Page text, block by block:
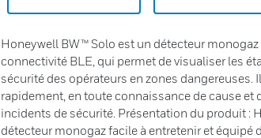
Honeywell BW™ Solo est un détecteur
connectivité BLE, qui permet de visualiser les
sécurité des opérateurs en zones dangereuses.
rapidement, en toute connaissance de cause et
incidents de sécurité. Présentation du produit :
détecteur monogaz facile à entretenir et équipé